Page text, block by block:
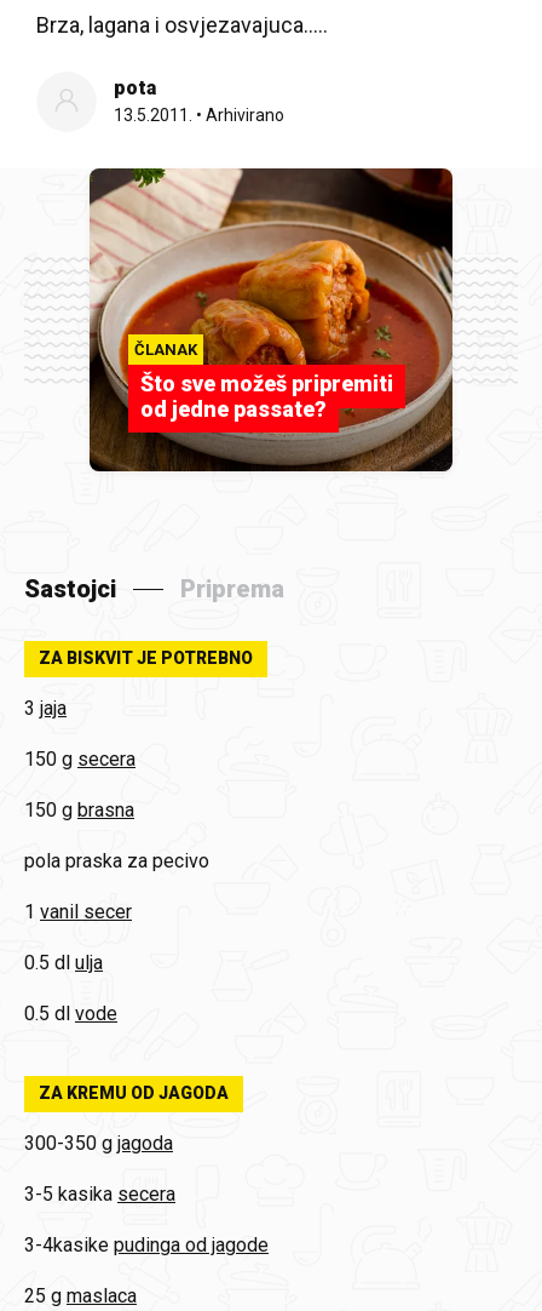
Brza, lagana i osvjezavajuca.....
pota
13.5.2011. • Arhivirano
ČLANAK
Što sve možeš pripremiti
od jedne passate?
Sastojci Priprema
ZA BISKVIT JE POTREBNO
3 jaja
150 g secera
150 g brasna
pola praska za pecivo
1 vanil secer
0.5 dl ulja
0.5 dl vode
ZA KREMU OD JAGODA
300-350 g jagoda
3-5 kasika secera
3-4kasike pudinga od jagode
25 g maslaca